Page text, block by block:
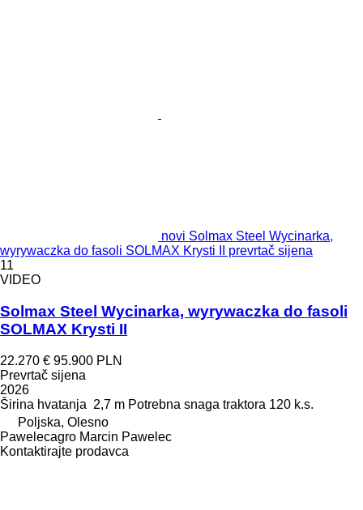
novi Solmax Steel Wycinarka,
wyrywaczka do fasoli SOLMAX Krysti II prevrtač sijena
11
VIDEO
Solmax Steel Wycinarka, wyrywaczka do fasoli
SOLMAX Krysti II
22.270 € 95.900 PLN
Prevrtač sijena
2026
Širina hvatanja 2,7 m Potrebna snaga traktora 120 k.s.
Poljska, Olesno
Pawelecagro Marcin Pawelec
Kontaktirajte prodavca